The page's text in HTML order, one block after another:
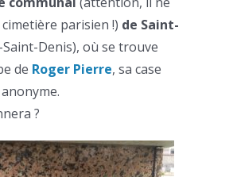
cimetière parisien !) de Saint-
Saint-Denis), où se trouve
de Roger Pierre, sa case
?